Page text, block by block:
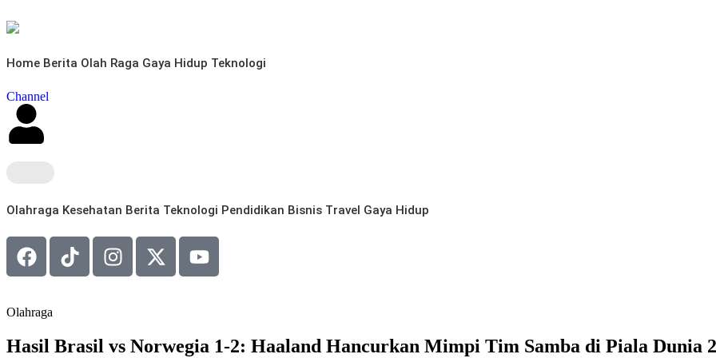
Home Berita Olah Raga Gaya Hidup Teknologi
Channel
Olahraga Kesehatan Berita Teknologi Pendidikan Bisnis Travel Gaya Hidup
Olahraga
Hasil Brasil vs Norwegia 1-2: Haaland Hancurkan Mimpi Tim Samba di Piala Dunia